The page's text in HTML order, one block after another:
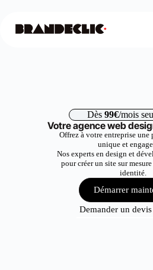
Dès 99€/mois
Votre agence web
Offrez à votre entreprise une
unique et
Nos experts en design et
pour créer un site sur
identité.
Démarrer
Demander un